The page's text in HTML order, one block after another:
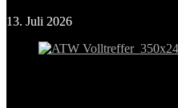
13. Juli 2026